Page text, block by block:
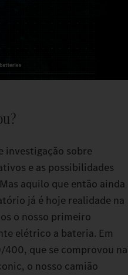
investigação sobre
e as possibilidades
aquilo que então ainda
já é hoje realidade na
o nosso primeiro
elétrico a bateria. Em
400, que se comprovou na
o nosso camião